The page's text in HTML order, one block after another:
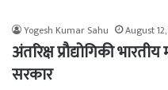
Yogesh Kumar Sahu August
अंतरिक्ष प्रौद्योगिकी
सरकार